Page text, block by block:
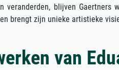
blijven
brengt zijn unieke artistieke
van